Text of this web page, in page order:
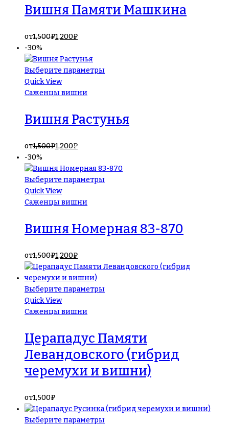
Вишня Памяти Машкина
от1,500₽1,200₽
-30%
Выберите параметры
Quick View
Саженцы вишни
Вишня Растунья
от1,500₽1,200₽
-30%
Выберите параметры
Quick View
Саженцы вишни
Вишня Номерная 83-870
от1,500₽1,200₽
Выберите параметры
Quick View
Саженцы вишни
Церападус Памяти
Левандовского (гибрид
черемухи и вишни)
от1,500₽
Выберите параметры